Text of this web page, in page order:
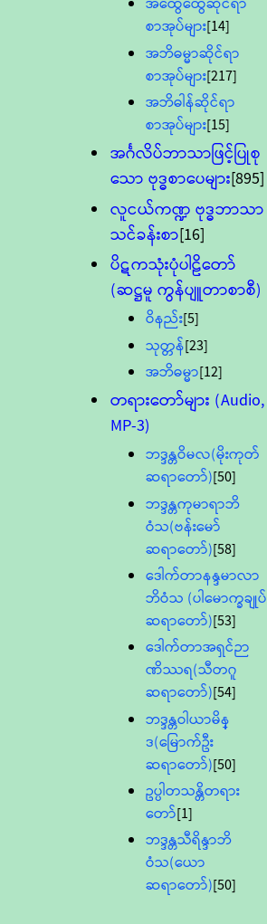
စာအုပ်များ[14]
အဘိဓမ္မာဆိုင်ရာ
စာအုပ်များ[217]
အဘိဓါန်ဆိုင်ရာ
စာအုပ်များ[15]
အင်္ဂလိပ်ဘာသာဖြင့်ပြုစု
သော ဗုဒ္ဓစာပေများ[895]
လူငယ်ကဏ္ဍ ဗုဒ္ဓဘာသာ
သင်ခန်းစာ[16]
ပိဋကသုံးပုံပါဠိတော်
(ဆဋ္ဌမူ ကွန်ပျူတာစာစီ)
ဝိနည်း[5]
သုတ္တန်[23]
အဘိဓမ္မာ[12]
တရားတော်များ (Audio,
MP-3)
ဘဒ္ဒန္တဝိမလ(မိုးကုတ်
ဆရာတော်)[50]
ဘဒ္ဒန္တကုမာရာဘိ
ဝံသ(ဗန်းမော်
ဆရာတော်)[58]
ဒေါက်တာနန္ဒမာလာ
ဘိဝံသ (ပါမောက္ခချုပ်
ဆရာတော်)[53]
ဒေါက်တာအရှင်ဉာ
ဏိဿရ(သီတဂူ
ဆရာတော်)[54]
ဘဒ္ဒန္တဝါယာမိန္
ဒ(မြောက်ဦး
ဆရာတော်)[50]
ဥပ္ပါတသန္တိတရား
တော်[1]
ဘဒ္ဒန္တသီရိန္ဒာဘိ
ဝံသ(ယော
ဆရာတော်)[50]